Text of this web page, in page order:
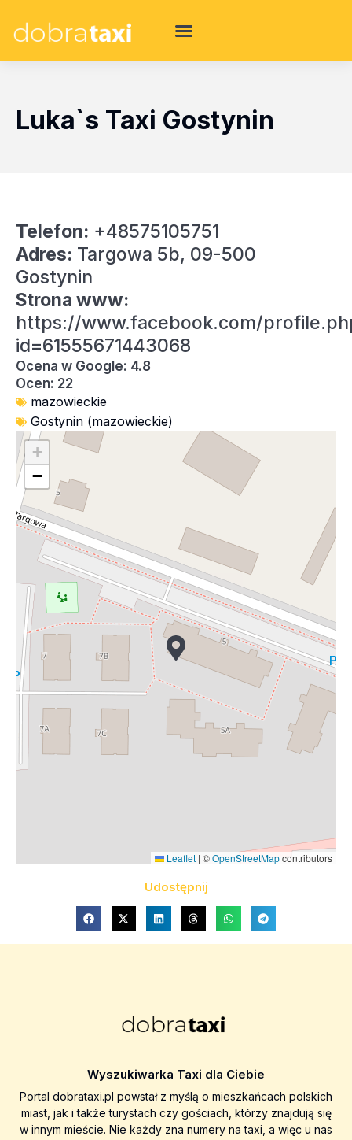
Luka`s Taxi Gostynin
Telefon: +48575105751
Adres: Targowa 5b, 09-500
Gostynin
Strona www:
https://www.facebook.com/
id=61555671443068
Ocena w Google: 4.8
Ocen: 22
mazowieckie
Gostynin (mazowieckie)
+
−
Leaflet | ©OpenStreetMapcontributors
Udostępnij
Wyszukiwarka Taxi dla Ciebie
Portal dobrataxi.pl powstał z myślą o mieszkańcach polskich
miast, jak i także turystach czy gościach, którzy znajdują się
w innym mieście. Nie każdy zna numery na taxi, a więc u nas